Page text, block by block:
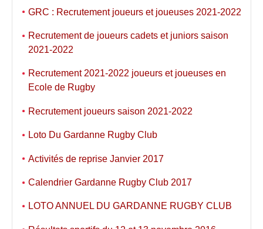
GRC : Recrutement joueurs et joueuses 2021-2022
Recrutement de joueurs cadets et juniors saison
2021-2022
Recrutement 2021-2022 joueurs et joueuses en
Ecole de Rugby
Recrutement joueurs saison 2021-2022
Loto Du Gardanne Rugby Club
Activités de reprise Janvier 2017
Calendrier Gardanne Rugby Club 2017
LOTO ANNUEL DU GARDANNE RUGBY CLUB